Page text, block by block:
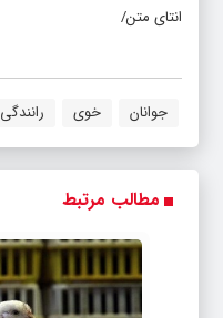
انتای متن/
جوانان خوی رانندگی
مطالب مرتبط